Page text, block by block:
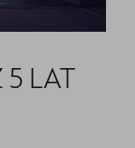
5 LAT